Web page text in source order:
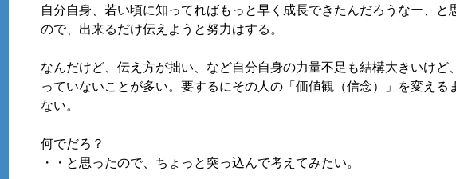
自分自身、若い頃に知ってればもっと早く成長できたんだろうなー、と
ので、出来るだけ伝えようと努力はする。
なんだけど、伝え方が拙い、など自分自身の力量不足も結構大きいけど
っていないことが多い。要するにその人の「価値観（信念）」を変える
ない。
何でだろ？
・・と思ったので、ちょっと突っ込んで考えてみたい。